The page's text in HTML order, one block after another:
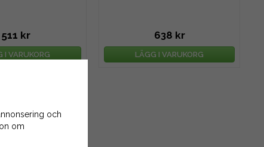
511 kr
I VARUKORG
638 kr
LÄGG I VARUKORG
och
om